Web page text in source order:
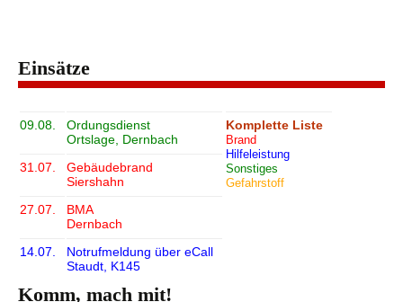
Einsätze
09.08.
Ordungsdienst
Ortslage, Dernbach
31.07.
Gebäudebrand
Siershahn
27.07.
BMA
Dernbach
14.07.
Notrufmeldung über eCall
Staudt, K145
Komplette Liste
Brand
Hilfeleistung
Sonstiges
Gefahrstoff
Komm, mach mit!